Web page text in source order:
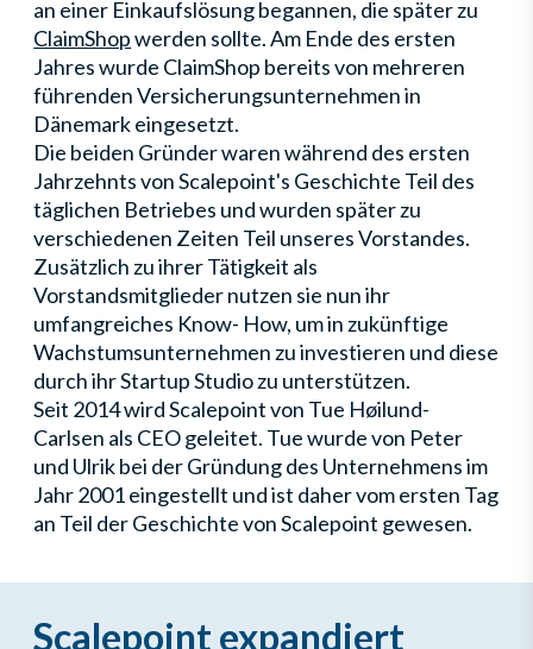
an einer Einkaufslösung begannen, die später zu
ClaimShopwerden sollte. Am Ende des ersten
Jahres wurde ClaimShop bereits von mehreren
führenden Versicherungsunternehmen in
Dänemark eingesetzt.
Die beiden Gründer waren während des ersten
Jahrzehnts von Scalepoint's Geschichte Teil des
täglichen Betriebes und wurden später zu
verschiedenen Zeiten Teil unseres Vorstandes.
Zusätzlich zu ihrer Tätigkeit als
Vorstandsmitglieder nutzen sie nun ihr
umfangreiches Know- How, um in zukünftige
Wachstumsunternehmen zu investieren und diese
durch ihr Startup Studio zu unterstützen.
Seit 2014 wird Scalepoint von Tue Høilund-
Carlsen als CEO geleitet. Tue wurde von Peter
und Ulrik bei der Gründung des Unternehmens im
Jahr 2001 eingestellt und ist daher vom ersten Tag
an Teil der Geschichte von Scalepoint gewesen.
Scalepoint expandiert